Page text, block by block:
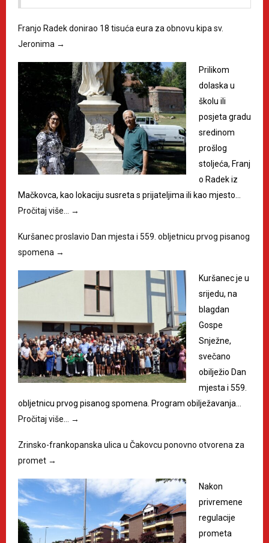
Franjo Radek donirao 18 tisuća eura za obnovu kipa sv.
Jeronima →
Prilikom
dolaska u
školu ili
posjeta gradu
sredinom
prošlog
stoljeća, Franj
o Radek iz
Mačkovca, kao lokaciju susreta s prijateljima ili kao mjesto…
Pročitaj više…
→
Kuršanec proslavio Dan mjesta i 559. obljetnicu prvog pisanog
spomena →
Kuršanec je u
srijedu, na
blagdan
Gospe
Snježne,
svečano
obilježio Dan
mjesta i 559.
obljetnicu prvog pisanog spomena. Program obilježavanja…
Pročitaj više…
→
Zrinsko-frankopanska ulica u Čakovcu ponovno otvorena za
promet →
Nakon
privremene
regulacije
prometa